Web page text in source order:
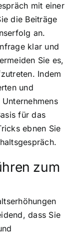
mit einer
die Beiträge
an.
klar und
Sie es,
Indem
und
für das
ebnen Sie
zum
dass Sie